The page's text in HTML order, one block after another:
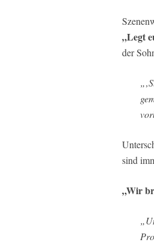
„Legt
der
sind
„Wir